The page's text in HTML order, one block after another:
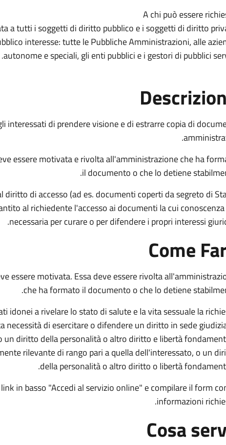
A chi può essere
a tutti i soggetti di diritto pubblico e i soggetti di diritto
interesse: tutte le Pubbliche Amministrazioni, alle
autonome e speciali, gli enti pubblici e i gestori di pubblici
interessati di prendere visione e di estrarre copia di
essere motivata e rivolta all'amministrazione che ha
il documento o che lo detiene
di accesso (ad es. documenti coperti da segreto di
al richiedente l'accesso ai documenti la cui
necessaria per curare o per difendere i propri interessi
Come
essere motivata. Essa deve essere rivolta
che ha formato il documento o che lo detiene
idonei a rivelare lo stato di salute e la vita sessuale la
necessità di esercitare o difendere un diritto in sede
un diritto della personalità o altro diritto e libertà
rilevante di rango pari a quella dell'interessato, o un
della personalità o altro diritto o libertà
in basso "Accedi al servizio online" e compilare il form
informazioni
Cosa